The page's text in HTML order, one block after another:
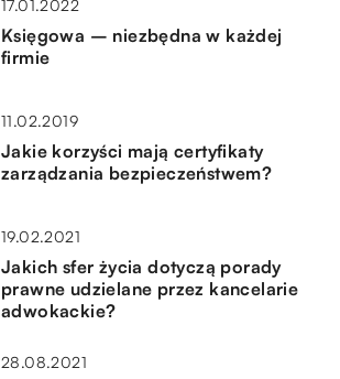
17.01.2022
Księgowa – niezbędna w każdej
firmie
11.02.2019
Jakie korzyści mają certyfikaty
zarządzania bezpieczeństwem?
19.02.2021
Jakich sfer życia dotyczą porady
prawne udzielane przez kancelarie
adwokackie?
28.08.2021